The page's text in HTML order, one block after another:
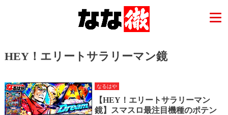
HEY！エリートサラリーマン鏡
なるはや
【HEY！エリートサラリーマン
鏡】スマスロ最注目機種のポテン